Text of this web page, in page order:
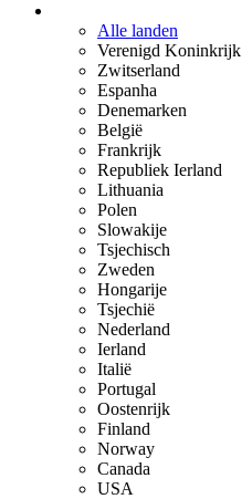
Alle landen
Verenigd Koninkrijk
Zwitserland
Espanha
Denemarken
België
Frankrijk
Republiek Ierland
Lithuania
Polen
Slowakije
Tsjechisch
Zweden
Hongarije
Tsjechië
Nederland
Ierland
Italië
Portugal
Oostenrijk
Finland
Norway
Canada
USA